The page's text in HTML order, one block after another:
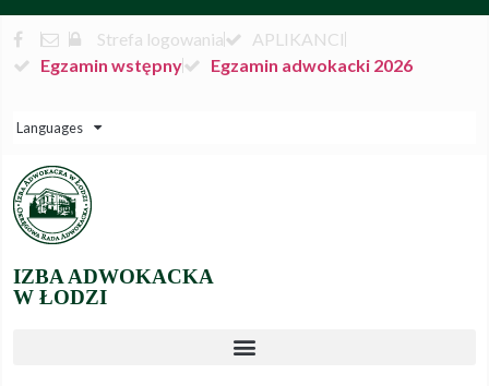
Strefa logowania
APLIKANCI
Egzamin wstępny
Egzamin adwokacki 2026
Languages
IZBA ADWOKACKA
W ŁODZI